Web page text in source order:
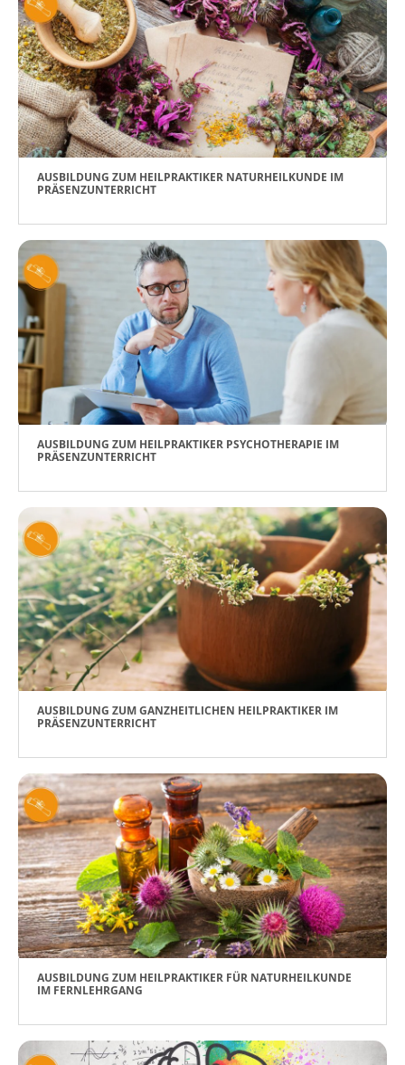
AUSBILDUNG ZUM HEILPRAKTIKER NATURHEILKUNDE IM
PRÄSENZUNTERRICHT
AUSBILDUNG ZUM HEILPRAKTIKER PSYCHOTHERAPIE IM
PRÄSENZUNTERRICHT
AUSBILDUNG ZUM GANZHEITLICHEN HEILPRAKTIKER IM
PRÄSENZUNTERRICHT
AUSBILDUNG ZUM HEILPRAKTIKER FÜR NATURHEILKUNDE
IM FERNLEHRGANG